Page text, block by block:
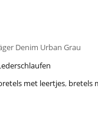
Denim Urban Grau
met leertjes, bretels